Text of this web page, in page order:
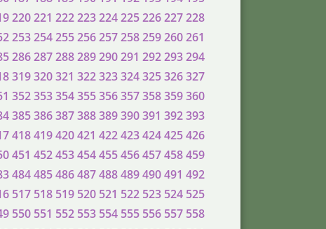
220221 222223224225226227228
253254255256257258259260261
286287288289290291 292293294
319320321 322323324325326327
352353354355356357358359360
385386387388389390391 392393
418419420421 422423424425426
451 452453454455456457458459
484485486487488489490491 492
517 518 519 520 521 522 523 524 525
550 551 552 553 554 555 556 557 558